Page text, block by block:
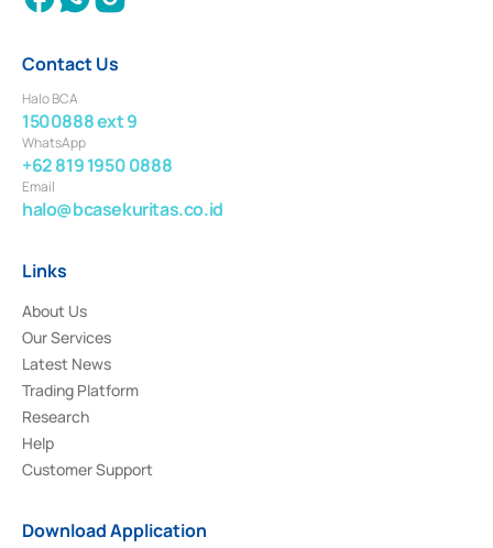
Contact Us
Halo BCA
1500888 ext 9
WhatsApp
+62 819 1950 0888
Email
halo@bcasekuritas.co.id
Links
About Us
Our Services
Latest News
Trading Platform
Research
Help
Customer Support
Download Application